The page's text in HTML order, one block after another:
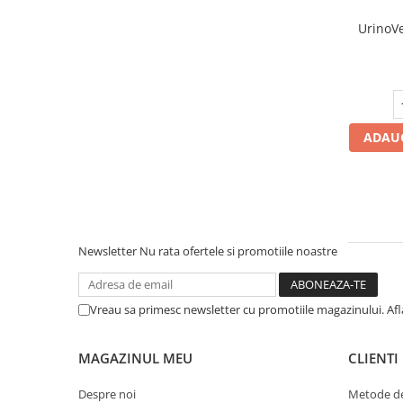
Newsletter Nu rata ofertele si promotiile noastre
Vreau sa primesc newsletter cu promotiile magazinului.
MAGAZINUL MEU
Despre noi
CLIENTI
Metode